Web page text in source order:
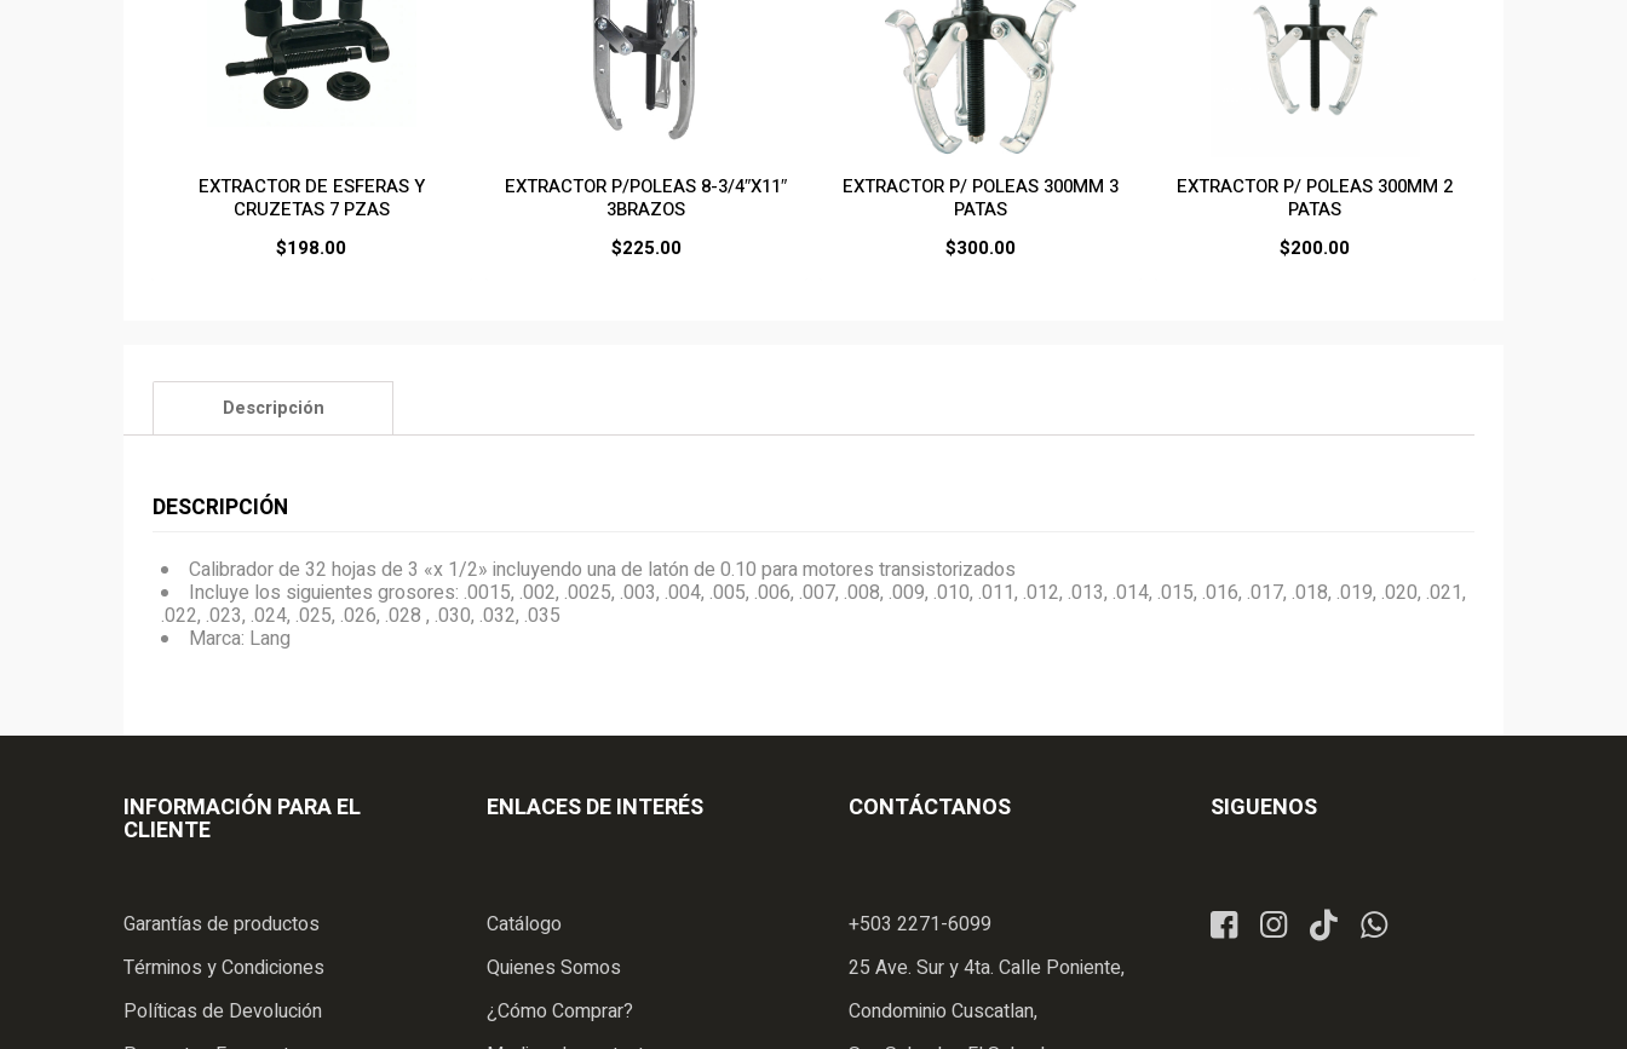
EXTRACTOR DE ESFERAS Y
CRUZETAS 7 PZAS
$198.00
EXTRACTOR P/POLEAS 8-3/4″X11″
3BRAZOS
$225.00
EXTRACTOR P/ POLEAS 300MM 3
PATAS
$300.00
EXTRACTOR P/ POLEAS 300MM 2
PATAS
$200.00
Descripción
DESCRIPCIÓN
Calibrador de 32 hojas de 3 «x 1/2» incluyendo una de latón de 0.10 para motores transistorizados
Incluye los siguientes grosores: .0015, .002, .0025, .003, .004, .005, .006, .007, .008, .009, .010, .011, .012, .013, .014, .015, .016, .017, .018, .019, .020, .021,
.022, .023, .024, .025, .026, .028 , .030, .032, .035
Marca: Lang
INFORMACIÓN PARA EL
CLIENTE
Garantías de productos
Términos y Condiciones
Políticas de Devolución
ENLACES DE INTERÉS
Catálogo
Quienes Somos
¿Cómo Comprar?
CONTÁCTANOS
+503 2271-6099
25 Ave. Sur y 4ta. Calle Poniente,
Condominio Cuscatlan,
SIGUENOS